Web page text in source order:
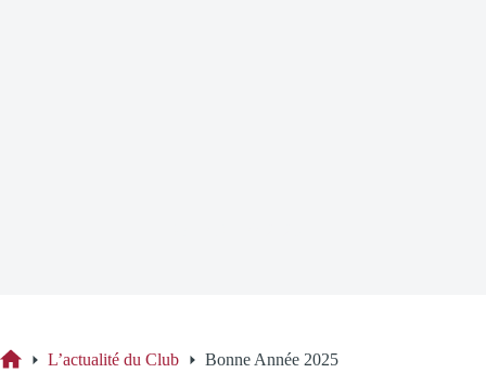
L’actualité du Club Bonne Année 2025